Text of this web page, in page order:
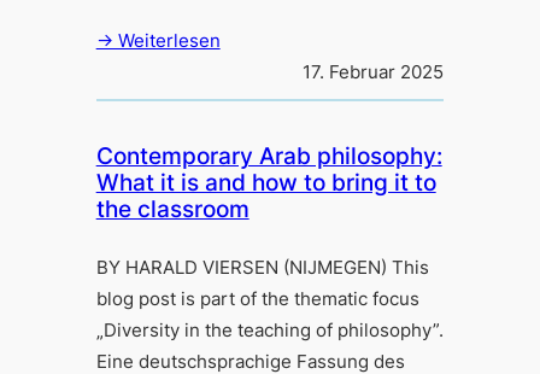
→ Weiterlesen
17. Februar 2025
Contemporary Arab philosophy:
What it is and how to bring it to
the classroom
BY HARALD VIERSEN (NIJMEGEN) This
blog post is part of the thematic focus
„Diversity in the teaching of philosophy”.
Eine deutschsprachige Fassung des